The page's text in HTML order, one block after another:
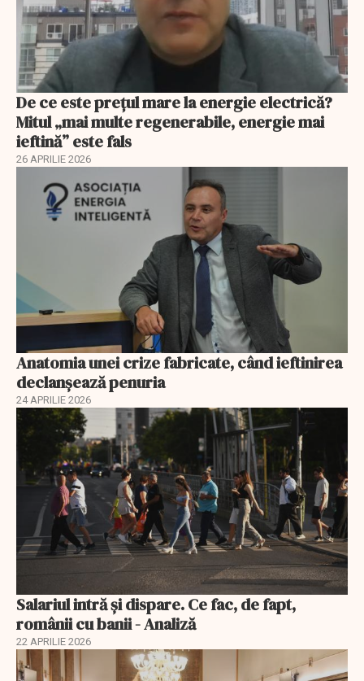
De ce este prețul mare la energie electrică?
Mitul „mai multe regenerabile, energie mai
ieftină” este fals
26 APRILIE 2026
Anatomia unei crize fabricate, când ieftinirea
declanșează penuria
24 APRILIE 2026
Salariul intră și dispare. Ce fac, de fapt,
românii cu banii - Analiză
22 APRILIE 2026